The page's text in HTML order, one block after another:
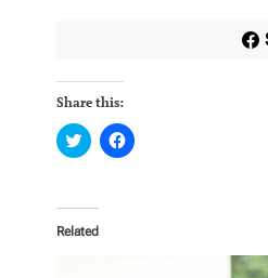
Share this:
C
l
t
s
C
l
Related